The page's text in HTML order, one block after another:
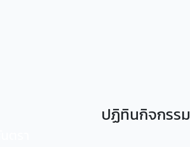
ปฏิทินกิจกรรม